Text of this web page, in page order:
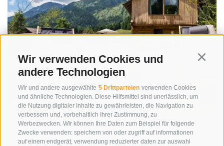
Wir verwenden Cookies und
andere Technologien
Wir und andere ausgewählte 5 Drittparteien verwenden Cookies
und ähnliche Technologien. Diese Hilfsmittel sind unerlässlich, um
die Nutzung digitaler Inhalte zu gewährleisten, die Navigation zu
verbessern und, vorbehaltlich Ihrer Zustimmung, zu
Werbezwecken. Wir können Ihre Daten zum Beispiel für folgende
Zwecke verwenden: speichern von oder zugriff auf informationen
auf einem endgerät, verwendung reduzierter daten zur auswahl